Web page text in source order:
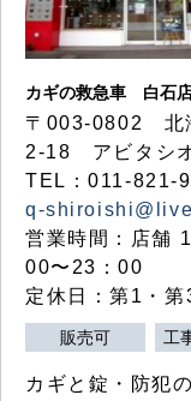
カギの救急車 白石
〒003-0802 北
2-18 アビタシ
TEL：011-821-
q-
営業時間：店舗
00〜23：00
定休日：第1・
販売可 工
カギと錠・防犯